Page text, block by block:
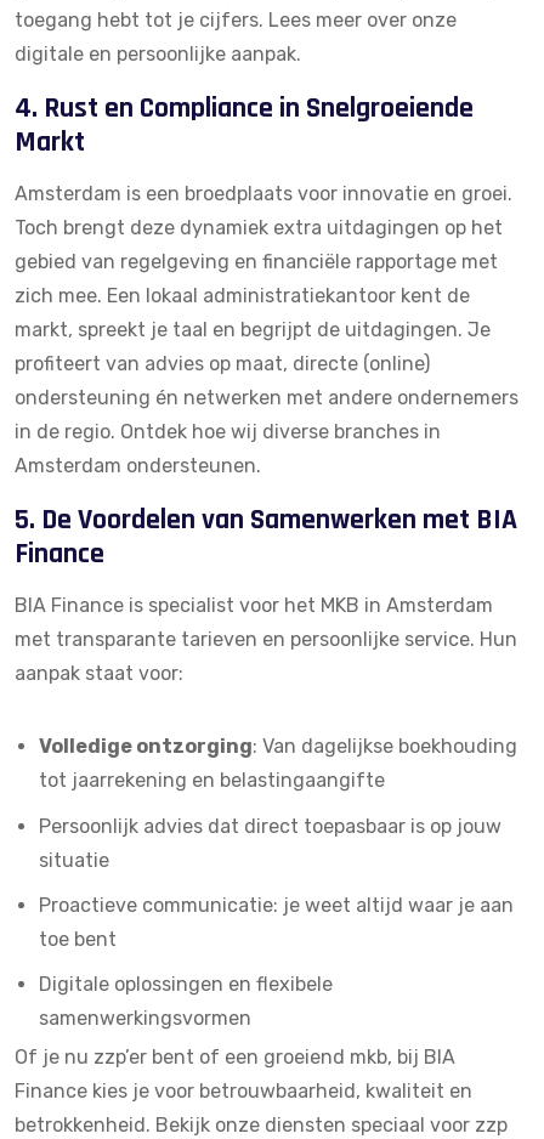
toegang hebt tot je cijfers. Lees meer over onze
digitale en persoonlijke aanpak.
4. Rust en Compliance in Snelgroeiende
Markt
Amsterdam is een broedplaats voor innovatie en groei.
Toch brengt deze dynamiek extra uitdagingen op het
gebied van regelgeving en financiële rapportage met
zich mee. Een lokaal administratiekantoor kent de
markt, spreekt je taal en begrijpt de uitdagingen. Je
profiteert van advies op maat, directe (online)
ondersteuning én netwerken met andere ondernemers
in de regio. Ontdek hoe wij diverse branches in
Amsterdam ondersteunen.
5. De Voordelen van Samenwerken met BIA
Finance
BIA Finance is specialist voor het MKB in Amsterdam
met transparante tarieven en persoonlijke service. Hun
aanpak staat voor:
Volledige ontzorging: Van dagelijkse boekhouding
tot jaarrekening en belastingaangifte
Persoonlijk advies dat direct toepasbaar is op jouw
situatie
Proactieve communicatie: je weet altijd waar je aan
toe bent
Digitale oplossingen en flexibele
samenwerkingsvormen
Of je nu zzp’er bent of een groeiend mkb, bij BIA
Finance kies je voor betrouwbaarheid, kwaliteit en
betrokkenheid. Bekijk onze diensten speciaal voor zzp